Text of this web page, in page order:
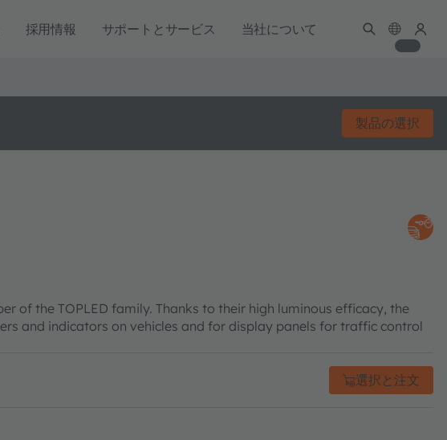
採用情報 サポートとサービス 当社について
製品の選択
of the TOPLED family. Thanks to their high luminous efficacy, the
and indicators on vehicles and for display panels for traffic control
選択と注文